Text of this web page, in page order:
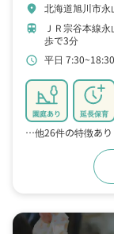
location_on 北海道旭川市
train ＪＲ宗谷本線
歩で3分
schedule 平日 7:30~18:30
園庭あり 延長保育
…他26件の特徴あり